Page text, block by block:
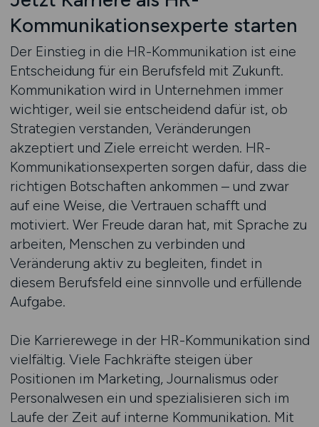
Kommunikationsexperte starten
Der Einstieg in die HR-Kommunikation ist eine
Entscheidung für ein Berufsfeld mit Zukunft.
Kommunikation wird in Unternehmen immer
wichtiger, weil sie entscheidend dafür ist, ob
Strategien verstanden, Veränderungen
akzeptiert und Ziele erreicht werden. HR-
Kommunikationsexperten sorgen dafür, dass die
richtigen Botschaften ankommen – und zwar
auf eine Weise, die Vertrauen schafft und
motiviert. Wer Freude daran hat, mit Sprache zu
arbeiten, Menschen zu verbinden und
Veränderung aktiv zu begleiten, findet in
diesem Berufsfeld eine sinnvolle und erfüllende
Aufgabe.
Die Karrierewege in der HR-Kommunikation sind
vielfältig. Viele Fachkräfte steigen über
Positionen im Marketing, Journalismus oder
Personalwesen ein und spezialisieren sich im
Laufe der Zeit auf interne Kommunikation. Mit